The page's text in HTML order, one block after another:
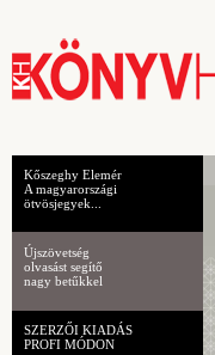
Kőszeghy Elemér
A magyarországi
ötvösjegyek...
Újszövetség
olvasást segítő
nagy betűkkel
SZERZŐI KIADÁS
PROFI MÓDON